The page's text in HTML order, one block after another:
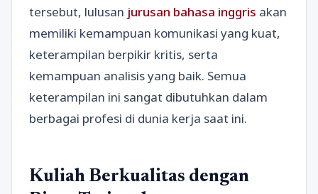
tersebut, lulusan jurusan bahasa inggris akan
memiliki kemampuan komunikasi yang kuat,
keterampilan berpikir kritis, serta
kemampuan analisis yang baik. Semua
keterampilan ini sangat dibutuhkan dalam
berbagai profesi di dunia kerja saat ini.
Kuliah Berkualitas dengan